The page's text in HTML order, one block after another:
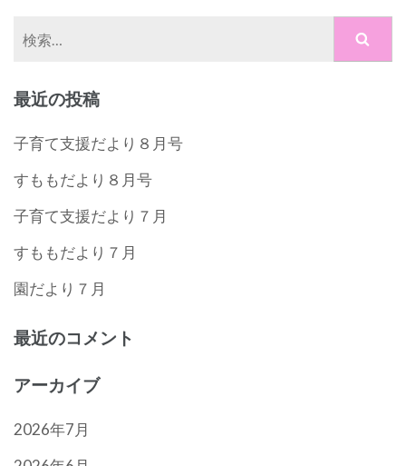
最近の投稿
子育て支援だより８月号
すももだより８月号
子育て支援だより７月
すももだより７月
園だより７月
最近のコメント
アーカイブ
2026年7月